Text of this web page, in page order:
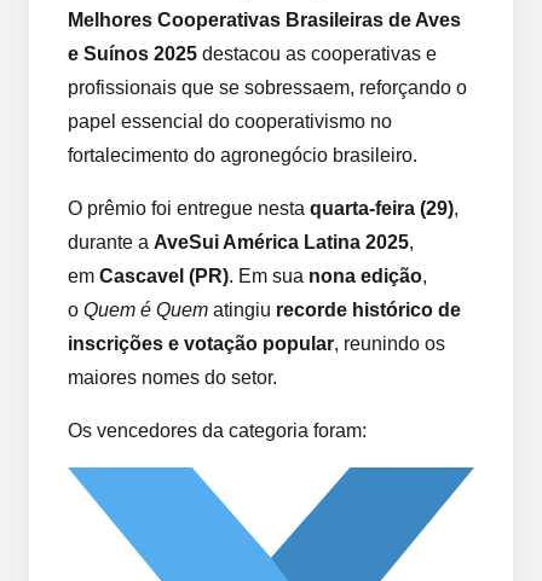
Melhores Cooperativas Brasileiras de Aves
e Suínos 2025 destacou as cooperativas e
profissionais que se sobressaem, reforçando o
papel essencial do cooperativismo no
fortalecimento do agronegócio brasileiro.
O prêmio foi entregue nesta quarta-feira (29),
durante a AveSui América Latina 2025,
em Cascavel (PR). Em sua nona edição,
o Quem é Quem atingiu recorde histórico de
inscrições e votação popular, reunindo os
maiores nomes do setor.
Os vencedores da categoria foram: